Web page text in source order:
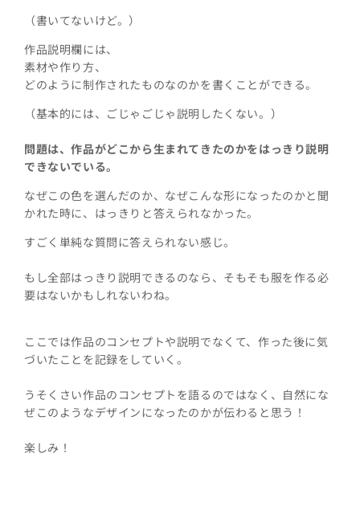
（書いてないけど。）
作品説明欄には、
素材や作り方、
どのように制作されたものなのかを書くことができる。
（基本的には、ごじゃごじゃ説明したくない。）
問題は、作品がどこから生まれてきたのかをはっきり説明
できないでいる。
なぜこの色を選んだのか、なぜこんな形になったのかと聞
かれた時に、はっきりと答えられなかった。
すごく単純な質問に答えられない感じ。
もし全部はっきり説明できるのなら、そもそも服を作る必
要はないかもしれないわね。
ここでは作品のコンセプトや説明でなくて、作った後に気
づいたことを記録をしていく。
うそくさい作品のコンセプトを語るのではなく、自然にな
ぜこのようなデザインになったのかが伝わると思う！
楽しみ！